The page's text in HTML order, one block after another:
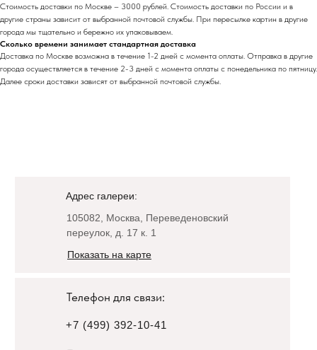
Стоимость доставки по Москве – 3000 рублей. Стоимость доставки по России и в
другие страны зависит от выбранной почтовой службы. При пересылке картин в другие
города мы тщательно и бережно их упаковываем.
Сколько времени занимает стандартная доставка
Доставка по Москве возможна в течение 1-2 дней с момента оплаты. Отправка в другие
города осуществляется в течение 2-3 дней с момента оплаты с понедельника по пятницу.
Далее сроки доставки зависят от выбранной почтовой службы.
Адрес галереи:
Телефон для связи:
105082, Москва, Переведеновский
переулок, д. 17 к. 1
Показать на карте
+7 (499) 392-10-41